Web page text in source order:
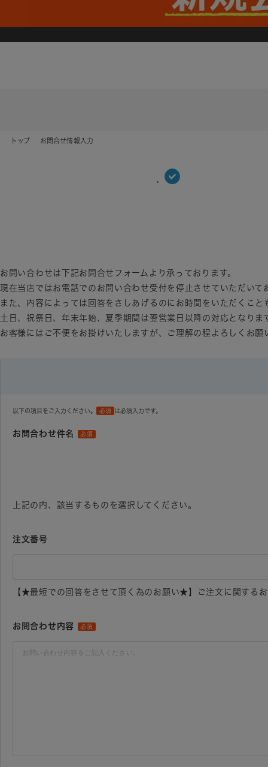
トップ お問合せ情報入力
お問い合わせは下記お問合せフォームより承っております。
現在当店ではお電話でのお問い合わせ受付を停止させていただいて
また、内容によっては回答をさしあげるのにお時間をいただくこと
土日、祝祭日、年末年始、夏季期間は翌営業日以降の対応となりま
お客様にはご不便をお掛けいたしますが、ご理解の程よろしくお願
以下の項目をご入力ください。 必須 は必須入力です。
お問合わせ件名 必須
上記の内、該当するものを選択してください。
注文番号
【★最短での回答をさせて頂く為のお願い★】ご注文に関する
お問合わせ内容 必須